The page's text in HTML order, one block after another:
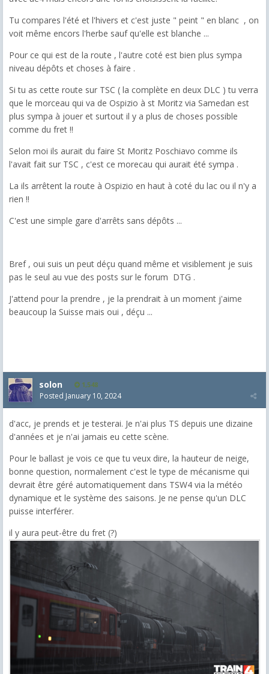
Tu compares l'été et l'hivers et c'est juste " peint " en blanc , on
voit même encors l'herbe sauf qu'elle est blanche ...
Pour ce qui est de la route , l'autre coté est bien plus sympa
niveau dépôts et choses à faire .
Si tu as cette route sur TSC ( la complète en deux DLC ) tu verra
que le morceau qui va de Ospizio à st Moritz via Samedan est
plus sympa à jouer et surtout il y a plus de choses possible
comme du fret !!
Selon moi ils aurait du faire St Moritz Poschiavo comme ils
l'avait fait sur TSC , c'est ce morecau qui aurait été sympa .
La ils arrêtent la route à Ospizio en haut à coté du lac ou il n'y a
rien !!
C'est une simple gare d'arrêts sans dépôts ...
Bref , oui suis un peut déçu quand même et visiblement je suis
pas le seul au vue des posts sur le forum DTG .
J'attend pour la prendre , je la prendrait à un moment j'aime
beaucoup la Suisse mais oui , déçu ...
solon 1,548
Posted January 10, 2024
d'acc, je prends et je testerai. Je n'ai plus TS depuis une dizaine
d'années et je n'ai jamais eu cette scène.
Pour le ballast je vois ce que tu veux dire, la hauteur de neige,
bonne question, normalement c'est le type de mécanisme qui
devrait être géré automatiquement dans TSW4 via la météo
dynamique et le système des saisons. Je ne pense qu'un DLC
puisse interférer.
il y aura peut-être du fret (?)